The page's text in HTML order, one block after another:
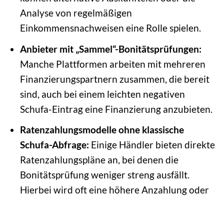
Analyse von regelmäßigen
Einkommensnachweisen eine Rolle spielen.
Anbieter mit „Sammel“-Bonitätsprüfungen:
Manche Plattformen arbeiten mit mehreren
Finanzierungspartnern zusammen, die bereit
sind, auch bei einem leichten negativen
Schufa-Eintrag eine Finanzierung anzubieten.
Ratenzahlungsmodelle ohne klassische
Schufa-Abfrage: Einige Händler bieten direkte
Ratenzahlungspläne an, bei denen die
Bonitätsprüfung weniger streng ausfällt.
Hierbei wird oft eine höhere Anzahlung oder